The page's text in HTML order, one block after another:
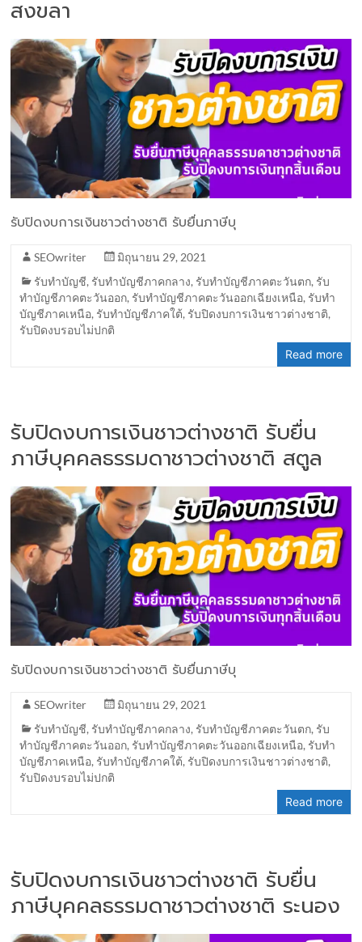
สงขลา
รับปิดงบการเงินชาวต่างชาติ รับยื่นภาษีบุ
SEOwriter
มิถุนายน 29, 2021
รับทำบัญชี, รับทำบัญชีภาคกลาง, รับทำบัญชีภาคตะวันตก, รับ
ทำบัญชีภาคตะวันออก, รับทำบัญชีภาคตะวันออกเฉียงเหนือ, รับทำ
บัญชีภาคเหนือ, รับทำบัญชีภาคใต้, รับปิดงบการเงินชาวต่างชาติ,
รับปิดงบรอบไม่ปกติ
Read more
รับปิดงบการเงินชาวต่างชาติ รับยื่น
ภาษีบุคคลธรรมดาชาวต่างชาติ สตูล
รับปิดงบการเงินชาวต่างชาติ รับยื่นภาษีบุ
SEOwriter
มิถุนายน 29, 2021
รับทำบัญชี, รับทำบัญชีภาคกลาง, รับทำบัญชีภาคตะวันตก, รับ
ทำบัญชีภาคตะวันออก, รับทำบัญชีภาคตะวันออกเฉียงเหนือ, รับทำ
บัญชีภาคเหนือ, รับทำบัญชีภาคใต้, รับปิดงบการเงินชาวต่างชาติ,
รับปิดงบรอบไม่ปกติ
Read more
รับปิดงบการเงินชาวต่างชาติ รับยื่น
ภาษีบุคคลธรรมดาชาวต่างชาติ ระนอง